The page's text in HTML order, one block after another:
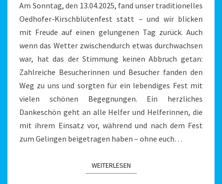
Am Sonntag, den 13.04.2025, fand unser traditionelles
Oedhofer-Kirschblütenfest statt – und wir blicken
mit Freude auf einen gelungenen Tag zurück. Auch
wenn das Wetter zwischendurch etwas durchwachsen
war, hat das der Stimmung keinen Abbruch getan:
Zahlreiche Besucherinnen und Besucher fanden den
Weg zu uns und sorgten für ein lebendiges Fest mit
vielen schönen Begegnungen. Ein herzliches
Dankeschön geht an alle Helfer und Helferinnen, die
mit ihrem Einsatz vor, während und nach dem Fest
zum Gelingen beigetragen haben – ohne euch…
WEITERLESENWEITERLESEN